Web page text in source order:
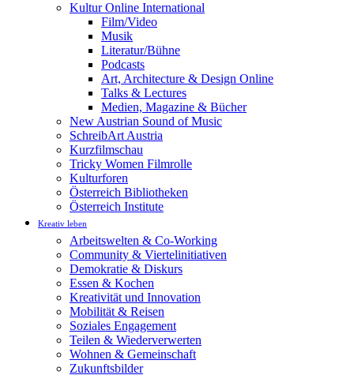
Kultur Online International
Film/Video
Musik
Literatur/Bühne
Podcasts
Art, Architecture & Design Online
Talks & Lectures
Medien, Magazine & Bücher
New Austrian Sound of Music
SchreibArt Austria
Kurzfilmschau
Tricky Women Filmrolle
Kulturforen
Österreich Bibliotheken
Österreich Institute
Kreativ leben
Arbeitswelten & Co-Working
Community & Viertelinitiativen
Demokratie & Diskurs
Essen & Kochen
Kreativität und Innovation
Mobilität & Reisen
Soziales Engagement
Teilen & Wiederverwerten
Wohnen & Gemeinschaft
Zukunftsbilder